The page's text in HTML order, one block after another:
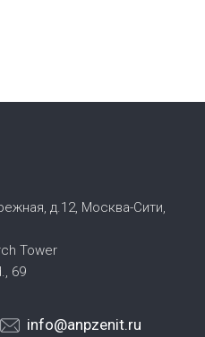
д.12, Москва-Сити,
Tower
69
info@anpzenit.ru